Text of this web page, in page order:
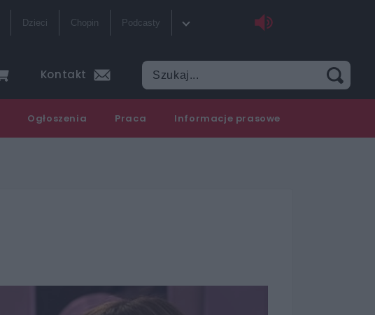
Dzieci Chopin Podcasty
Częstotliwości
Sklep
Szkolenia
Kontakt
Ogłoszenia Praca Informacje prasowe